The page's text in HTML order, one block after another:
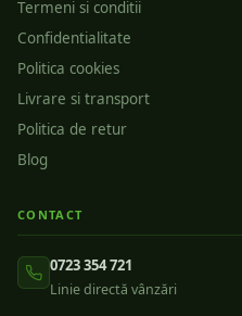
Termeni si conditii
Confidentialitate
Politica cookies
Livrare si transport
Politica de retur
Blog
CONTACT
0723 354 721
Linie directă vânzări